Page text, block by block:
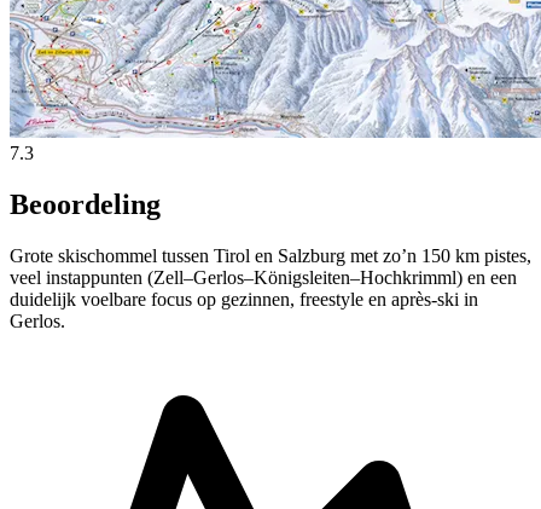
7.3
Beoordeling
Grote skischommel tussen Tirol en Salzburg met zo’n 150 km pistes,
veel instappunten (Zell–Gerlos–Königsleiten–Hochkrimml) en een
duidelijk voelbare focus op gezinnen, freestyle en après-ski in
Gerlos.